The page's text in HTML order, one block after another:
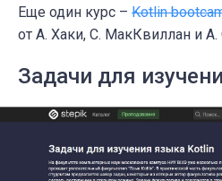
Еще один курс – Kotlin
от А. Хаки, С. МакКвиллан и А.
Задачи для